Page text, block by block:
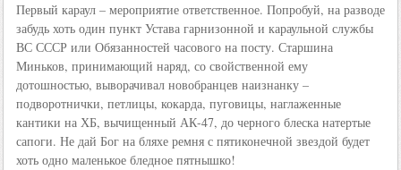
Первый караул – мероприятие ответственное. Попробуй, на разводе
забудь хоть один пункт Устава гарнизонной и караульной службы
ВС СССР или Обязанностей часового на посту. Старшина
Миньков, принимающий наряд, со свойственной ему
дотошностью, выворачивал новобранцев наизнанку –
подворотнички, петлицы, кокарда, пуговицы, наглаженные
кантики на ХБ, вычищенный АК-47, до черного блеска натертые
сапоги. Не дай Бог на бляхе ремня с пятиконечной звездой будет
хоть одно маленькое бледное пятнышко!